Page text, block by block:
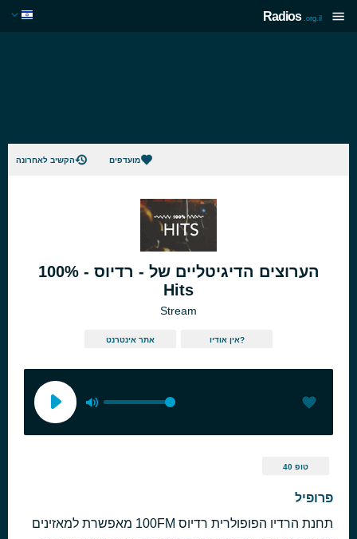
Radios .org.il
מועדפים הקשיב לאחרונה
הערוצים הדיגיטליים של - רדיוס - 100%
Hits
Stream
אתר אינטרנט אין אודיו?
טופ 40
פרופיל
תחנת הרדיו הפופולרית רדיוס 100FM מאפשרת למאזינים